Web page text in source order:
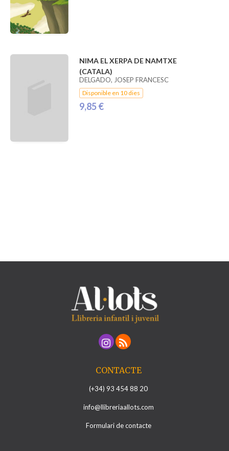
NIMA EL XERPA DE NAMTXE
(CATALA)
DELGADO, JOSEP FRANCESC
Disponible en 10 dies
9,85 €
CONTACTE
(+34) 93 454 88 20
info@llibreriaallots.com
Formulari de contacte